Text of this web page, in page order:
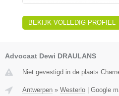
BEKIJK VOLLEDIG PROFIEL
Advocaat Dewi DRAULANS
Niet gevestigd in de plaats
Antwerpen » Westerlo Google